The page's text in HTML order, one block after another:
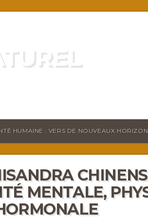
HUMAINE : VERS DE NOUVEAUX
MENTALE,